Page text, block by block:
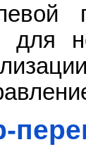
для